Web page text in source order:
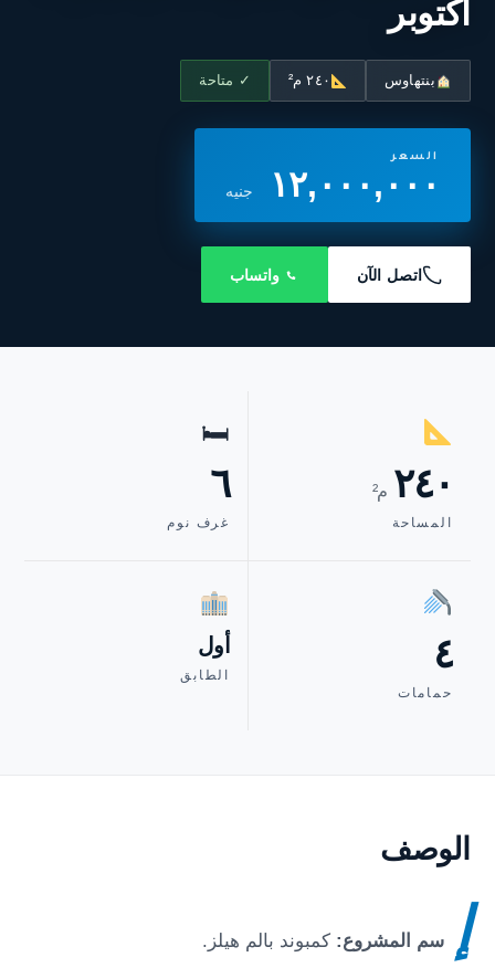
أكتوبر
بنتهاوس ٢٤٠ م² ✓ متاحة
السعر
١٢,٠٠٠,٠٠٠ جنيه
اتصل الآن واتساب
٢٤٠ م²
المساحة
🛏
٦
غرف نوم
٤
حمامات
أول
الطابق
الوصف
إ سم المشروع:كمبوند بالم هيلز .